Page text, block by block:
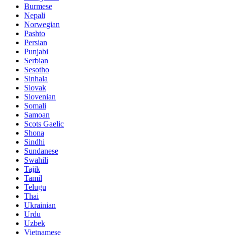
Burmese
Nepali
Norwegian
Pashto
Persian
Punjabi
Serbian
Sesotho
Sinhala
Slovak
Slovenian
Somali
Samoan
Scots Gaelic
Shona
Sindhi
Sundanese
Swahili
Tajik
Tamil
Telugu
Thai
Ukrainian
Urdu
Uzbek
Vietnamese